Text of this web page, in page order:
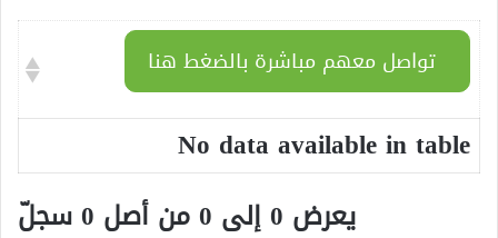
تواصل معهم مباشرة بالضغط هنا
No data available in table
يعرض 0 إلى 0 من أصل 0 سجلّ